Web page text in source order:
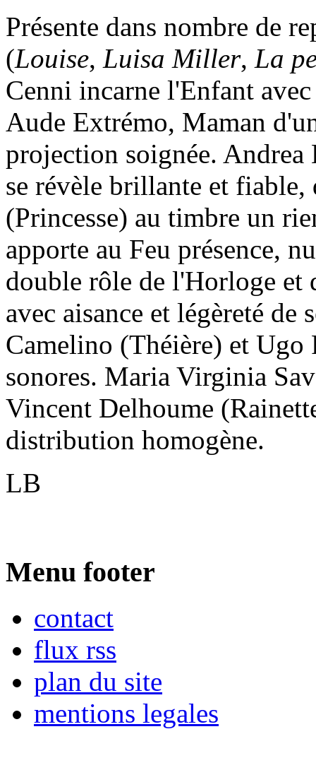
Présente dans nombre de
(Louise, Luisa Miller, La
Cenni incarne l'Enfant
Aude Extrémo, Maman
projection soignée.
se révèle brillante et
(Princesse) au timbre un
apporte au Feu présence,
double rôle de l'Horloge et
avec aisance et légèreté
Camelino (Théière) et Ugo
sonores. Maria Virginia
Vincent Delhoume
distribution homogène.
LB
Menu footer
contact
flux rss
plan du site
mentions legales